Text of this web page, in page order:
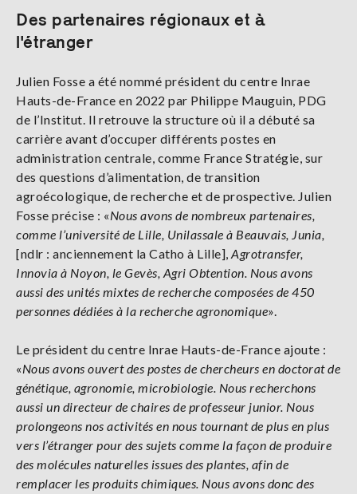
Des partenaires régionaux et à
l'étranger
Julien Fosse a été nommé président du centre Inrae
Hauts-de-France en 2022 par Philippe Mauguin, PDG
de l’Institut. Il retrouve la structure où il a débuté sa
carrière avant d’occuper différents postes en
administration centrale, comme France Stratégie, sur
des questions d’alimentation, de transition
agroécologique, de recherche et de prospective. Julien
Fosse précise : «Nous avons de nombreux partenaires,
comme l’université de Lille, Unilassale à Beauvais, Junia,
[ndlr : anciennement la Catho à Lille], Agrotransfer,
Innovia à Noyon, le Gevès, Agri Obtention. Nous avons
aussi des unités mixtes de recherche composées de 450
personnes dédiées à la recherche agronomique».
Le président du centre Inrae Hauts-de-France ajoute :
«Nous avons ouvert des postes de chercheurs en doctorat de
génétique, agronomie, microbiologie. Nous recherchons
aussi un directeur de chaires de professeur junior. Nous
prolongeons nos activités en nous tournant de plus en plus
vers l’étranger pour des sujets comme la façon de produire
des molécules naturelles issues des plantes, afin de
remplacer les produits chimiques. Nous avons donc des